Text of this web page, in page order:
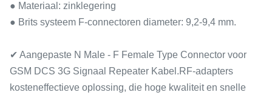
● Materiaal: zinklegering
● Brits systeem F-connectoren diameter: 9,2-9,4 mm.
✔ Aangepaste N Male - F Female Type Connector voor
GSM DCS 3G Signaal Repeater Kabel.RF-adapters
kosteneffectieve oplossing, die hoge kwaliteit en snelle